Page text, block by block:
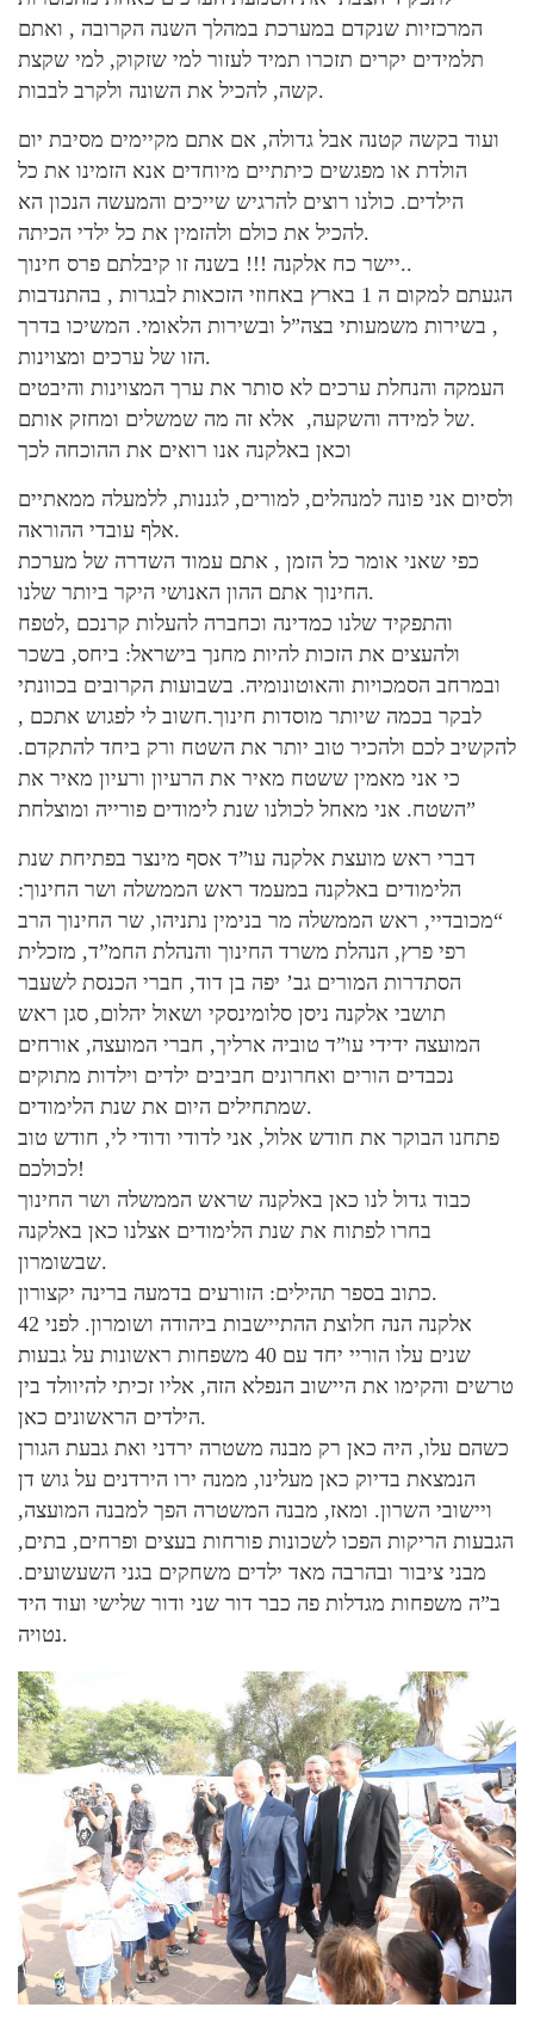
המרכזיות שנקדם במערכת במהלך השנה הקרובה , ואתם
תלמידים יקרים תזכרו תמיד לעזור למי שזקוק, למי שקצת
קשה, להכיל את השונה ולקרב לבבות.
ועוד בקשה קטנה אבל גדולה, אם אתם מקיימים מסיבת יום
הולדת או מפגשים כיתתיים מיוחדים אנא הזמינו את כל
הילדים. כולנו רוצים להרגיש שייכים והמעשה הנכון הא
להכיל את כולם ולהזמין את כל ילדי הכיתה.
יישר כח אלקנה !!! בשנה זו קיבלתם פרס חינוך..
הגעתם למקום ה 1 בארץ באחוזי הזכאות לבגרות , בהתנדבות
, בשירות משמעותי בצה”ל ובשירות הלאומי. המשיכו בדרך
הזו של ערכים ומצוינות.
העמקה והנחלת ערכים לא סותר את ערך המצוינות והיבטים
של למידה והשקעה, אלא זה מה שמשלים ומחזק אותם.
וכאן באלקנה אנו רואים את ההוכחה לכך
ולסיום אני פונה למנהלים, למורים, לגננות, ללמעלה ממאתיים
אלף עובדי ההוראה.
כפי שאני אומר כל הזמן , אתם עמוד השדרה של מערכת
החינוך אתם ההון האנושי היקר ביותר שלנו.
והתפקיד שלנו כמדינה וכחברה להעלות קרנכם ,לטפח
ולהעצים את הזכות להיות מחנך בישראל: ביחס, בשכר
ובמרחב הסמכויות והאוטונומיה. בשבועות הקרובים בכוונתי
לבקר בכמה שיותר מוסדות חינוך.חשוב לי לפגוש אתכם ,
להקשיב לכם ולהכיר טוב יותר את השטח ורק ביחד להתקדם.
כי אני מאמין ששטח מאיר את הרעיון ורעיון מאיר את
השטח. אני מאחל לכולנו שנת לימודים פורייה ומוצלחת”
דברי ראש מועצת אלקנה עו”ד אסף מינצר בפתיחת שנת
הלימודים באלקנה במעמד ראש הממשלה ושר החינוך:
“מכובדיי, ראש הממשלה מר בנימין נתניהו, שר החינוך הרב
רפי פרץ, הנהלת משרד החינוך והנהלת החמ”ד, מזכלית
הסתדרות המורים גב’ יפה בן דוד, חברי הכנסת לשעבר
תושבי אלקנה ניסן סלומינסקי ושאול יהלום, סגן ראש
המועצה ידידי עו”ד טוביה ארליך, חברי המועצה, אורחים
נכבדים הורים ואחרונים חביבים ילדים וילדות מתוקים
שמתחילים היום את שנת הלימודים.
פתחנו הבוקר את חודש אלול, אני לדודי ודודי לי, חודש טוב
לכולכם!
כבוד גדול לנו כאן באלקנה שראש הממשלה ושר החינוך
בחרו לפתוח את שנת הלימודים אצלנו כאן באלקנה
שבשומרון.
כתוב בספר תהילים: הזורעים בדמעה ברינה יקצורון.
אלקנה הנה חלוצת ההתיישבות ביהודה ושומרון. לפני 42
שנים עלו הוריי יחד עם 40 משפחות ראשונות על גבעות
טרשים והקימו את היישוב הנפלא הזה, אליו זכיתי להיוולד בין
הילדים הראשונים כאן.
כשהם עלו, היה כאן רק מבנה משטרה ירדני ואת גבעת הגורן
הנמצאת בדיוק כאן מעלינו, ממנה ירו הירדנים על גוש דן
ויישובי השרון. ומאז, מבנה המשטרה הפך למבנה המועצה,
הגבעות הריקות הפכו לשכונות פורחות בעצים ופרחים, בתים,
מבני ציבור ובהרבה מאד ילדים משחקים בגני השעשועים.
ב”ה משפחות מגדלות פה כבר דור שני ודור שלישי ועוד היד
נטויה.